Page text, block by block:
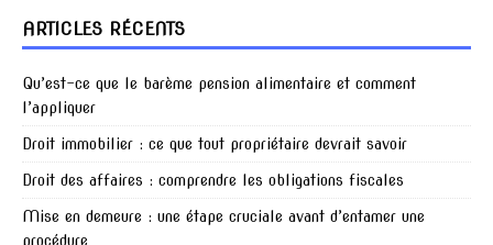
ARTICLES RÉCENTS
Qu’est-ce que le barème pension alimentaire et comment
l’appliquer
Droit immobilier : ce que tout propriétaire devrait savoir
Droit des affaires : comprendre les obligations fiscales
Mise en demeure : une étape cruciale avant d’entamer une
procédure